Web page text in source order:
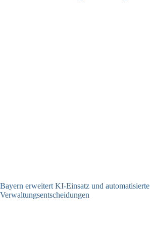
Bayern erweitert KI-Einsatz und automatisierte
Verwaltungsentscheidungen